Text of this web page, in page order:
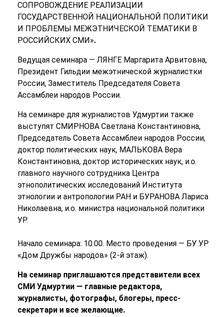
СОПРОВОЖДЕНИЕ РЕАЛИЗАЦИИ
ГОСУДАРСТВЕННОЙ НАЦИОНАЛЬНОЙ ПОЛИТИКИ
И ПРОБЛЕМЫ МЕЖЭТНИЧЕСКОЙ ТЕМАТИКИ В
РОССИЙСКИХ СМИ».
Ведущая семинара — ЛЯНГЕ Маргарита Арвитовна,
Президент Гильдии межэтнической журналистки
России, Заместитель Председателя Совета
Ассамблеи народов России.
На семинаре для журналистов Удмуртии также
выступят СМИРНОВА Светлана Константиновна,
Председатель Совета Ассамблеи народов России,
доктор политических наук, МАЛЬКОВА Вера
Константиновна, доктор исторических наук, и.о.
главного научного сотрудника Центра
этнополитических исследований Института
этнологии и антропологии РАН и БУРАНОВА Лариса
Николаевна, и.о. министра национальной политики
УР.
Начало семинара: 10.00. Место проведения — БУ УР
«Дом Дружбы народов» (2-й этаж).
На семинар приглашаются представители всех
СМИ Удмуртии — главные редактора,
журналисты, фотографы, блогеры, пресс-
секретари и все желающие.